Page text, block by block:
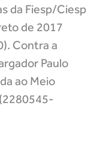
da Fiesp/Ciesp
de 2017
Contra a
Paulo
ao Meio